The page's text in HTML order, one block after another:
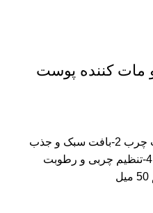
مات کننده پوست
1-رطوبت رسان مناسب پوست چرب 2-بافت سبک و جذب
سریع 3-فاقد ترکیبات جوش زا 4-تنظیم چربی و رطوبت